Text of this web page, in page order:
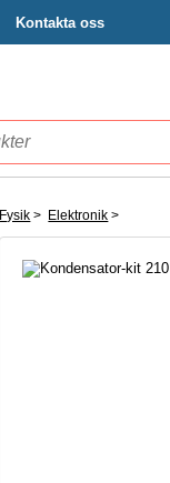
Kontakta oss
Fysik > Elektronik >